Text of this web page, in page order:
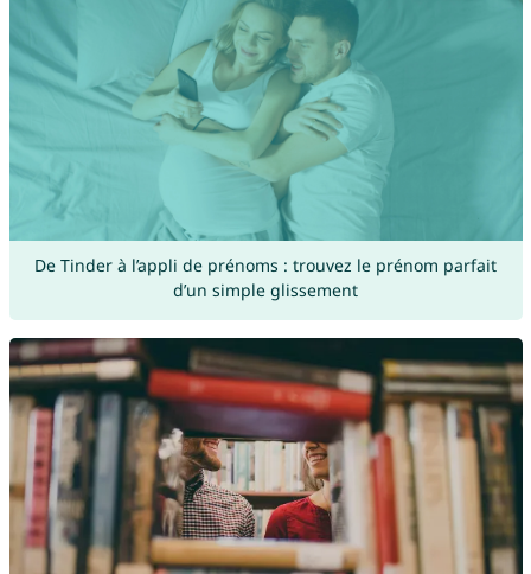
De Tinder à l’appli de prénoms : trouvez le prénom parfait
d’un simple glissement